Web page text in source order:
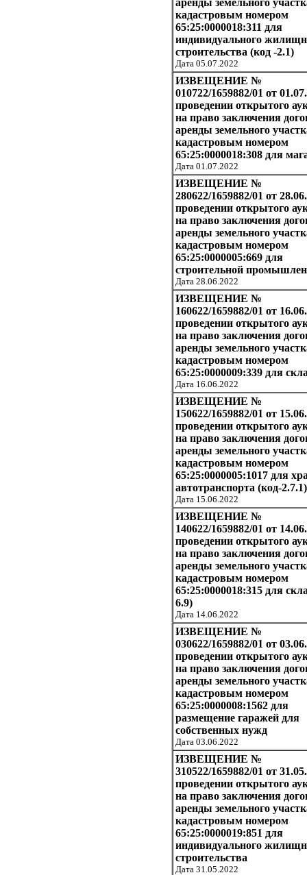
кадастровым номером
65:25:0000018:311 для
индивидуального
строительства (код -2.1)
Дата 05.07.2022
ИЗВЕЩЕНИЕ №
010722/1659882/01 от
проведении открытого
на право заключения
аренды земельного
кадастровым номером
65:25:0000018:308 для
Дата 01.07.2022
ИЗВЕЩЕНИЕ №
280622/1659882/01 от
проведении открытого
на право заключения
аренды земельного
кадастровым номером
65:25:0000005:669 для
строительной
Дата 28.06.2022
ИЗВЕЩЕНИЕ №
160622/1659882/01 от
проведении открытого
на право заключения
аренды земельного
кадастровым номером
65:25:0000009:339 для
Дата 16.06.2022
ИЗВЕЩЕНИЕ №
150622/1659882/01 от
проведении открытого
на право заключения
аренды земельного
кадастровым номером
65:25:0000005:1017 для
автотранспорта (код-2.7.1)
Дата 15.06.2022
ИЗВЕЩЕНИЕ №
140622/1659882/01 от
проведении открытого
на право заключения
аренды земельного
кадастровым номером
65:25:0000018:315 для
6.9)
Дата 14.06.2022
ИЗВЕЩЕНИЕ №
030622/1659882/01 от
проведении открытого
на право заключения
аренды земельного
кадастровым номером
65:25:0000008:1562 для
размещение гаражей для
собственных нужд
Дата 03.06.2022
ИЗВЕЩЕНИЕ №
310522/1659882/01 от
проведении открытого
на право заключения
аренды земельного
кадастровым номером
65:25:0000019:851 для
индивидуального
строительства
Дата 31.05.2022